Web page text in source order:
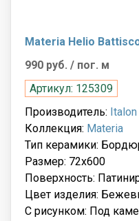
Materia Helio
990 руб. / пог. м
Артикул: 125309
Производитель: Italon
Коллекция: Materia
Тип керамики:
Размер: 72x600
Поверхность:
Цвет изделия:
С рисунком: Под